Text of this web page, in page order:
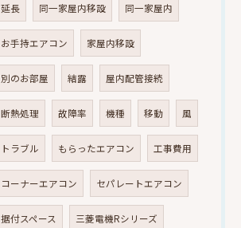
延長 同一家屋内移設 同一家屋内
お手持エアコン 家屋内移設
別のお部屋 結露 屋内配管接続
断熱処理 故障率 機種 移動 風
トラブル もらったエアコン 工事費用
コーナーエアコン セパレートエアコン
据付スペース 三菱電機Rシリーズ